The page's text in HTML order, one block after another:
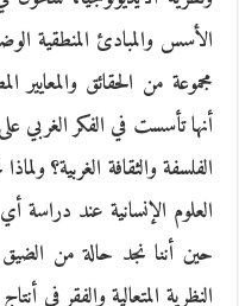
الأسس والمبادئ المنطقية
مجموعة من الحقائق
أنها تأسست في الفكر الغربي
الفلسفة والثقافة الغربية؟
العلوم الإنسانية عند دراسة
حين أننا نجد حالة من الضيق
النظرية المتعالية والفقر في